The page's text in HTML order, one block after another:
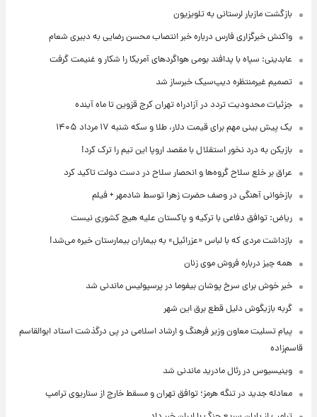
بازگشت مازیار لرستانی به تلویزیون
واکنش خبرگزاری فارس درباره خبر انتصاب محسن رضایی به دبیری شعام
عابدینی: سپاه با پدافند بومی هواگردهای آمریکا را شکار و غنیمت گرفت
تصمیم غیرمنتظره دیپ‌سیک خبرساز شد
جزئیات محدودیت تردد در آزادراه تهران کرج قزوین تا ماه آینده
یک پیش ‌بینی مهم برای قیمت دلار، طلا و سکه شنبه ۱۷ مرداد ۱۴۰۵
بازیکن به درد نخور استقلال با مقصد اروپا این تیم را ترک کرد!
عراق بر خلع سلاح گروه‌ها و انحصار سلاح در دست دولت تاکید کرد
بازخوانی آهنگی در وصف حضرت زهرا توسط شادمهر + فیلم
ریاض: توافق دفاعی با ترکیه و پاکستان علیه هیچ کشوری نیست
بازداشت مردی که با لباس «عزرائیل» به بیماران بیمارستان خیره می‌شد!
همه چیز درباره فروش موی زنان
خبر خوش برای سرخ پوشان بیفوما در پرسپولیس ماندنی شد
گربه بازیگوش دلیل قطع برق این شهر
پیام تسلیت معاون وزیر فرهنگ و ارشاد اسلامی در پی درگذشت استاد ابوالقاسم
قاسم‌زاده
وینیسیوس در رئال مادرید ماندنی شد
معادله جدید در تنگه هرمز؛ توافق تهران و مسقط خارج از سناریوی ترامپ